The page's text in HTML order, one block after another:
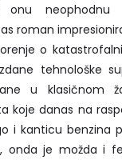
onu neophodnu
roman
o
tehnološke
u klasičnom
koje danas na
i kanticu benzina
onda je možda i